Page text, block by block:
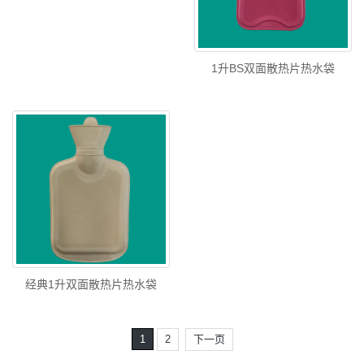
1升BS双面散热片热水袋
经典1升双面散热片热水袋
1 2 下一页